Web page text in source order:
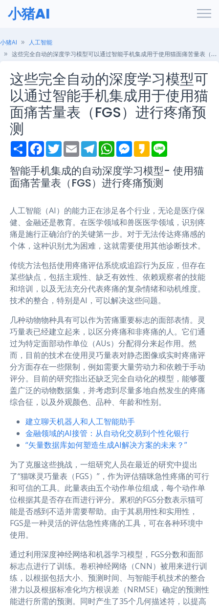
小猪AI
小猪AI
人工智能
这些完全自动的深度学习模型可以通过智能手机集成用于使用猫面痛苦量表（FGS）进行疼痛预测
这些完全自动的深度学习模型可
以通过智能手机集成用于使用猫
面痛苦量表（FGS）进行疼痛预
测
S
h
r
e
F
a
e
b
o
T
w
t
t
E
m
i
l
T
e
e
g
W
h
t
s
A
M
e
s
e
n
r
K
a
a
o
e
智能手机集成的自动深度学习模型- 使用猫
面痛苦量表（FGS）进行疼痛预测
人工智能（AI）的能力正在涉足各个行业，无论是医疗保
健、金融还是教育。在医学领域和兽医医学领域，识别疼
痛是施行正确治疗的关键第一步。对于无法传达疼痛感的
个体，这种识别尤为困难，这就需要使用其他诊断技术。
传统方法包括使用疼痛评估系统或追踪行为反应，但存在
某些缺点，包括主观性、缺乏有效性、依赖观察者的技能
和培训，以及无法充分代表疼痛的复杂情绪和动机维度。
技术的整合，特别是AI，可以解决这些问题。
几种动物物种具有可以作为苦痛重要标志的面部表情。灵
巧量表已经建立起来，以区分疼痛和非疼痛的人。它们通
过为特定面部动作单位（AUs）分配得分来起作用。然
而，目前的技术在使用灵巧量表对静态图像或实时疼痛评
分方面存在一些限制，例如需要大量劳动力和依赖于手动
评分。目前的研究指出还缺乏完全自动化的模型，能够覆
盖广泛的动物数据集，并考虑到尽量多地自然发生的疼痛
综合征，以及外观颜色、品种、年龄和性别。
建立聊天机器人和人工智能助手
金融领域的AI接管：从自动化交易到个性化银行
“矢量数据库如何塑造生成AI解决方案的未来？”
为了克服这些挑战，一组研究人员在最近的研究中提出
了“猫咪灵巧量表（FGS）”，作为评估猫咪急性疼痛的可行
和可信的工具。此量表由五个动作单位组成，每个动作单
位根据其是否存在而进行评分。累积的FGS分数表示猫可
能是否感到不适并需要帮助。由于其易用性和实用性，
FGS是一种灵活的评估急性疼痛的工具，可在各种环境中
使用。
通过利用深度神经网络和机器学习模型，FGS分数和面部
标志点进行了训练。卷积神经网络（CNN）被用来进行训
练，以根据包括大小、预测时间、与智能手机技术的整合
潜力以及根据标准化均方根误差（NRMSE）确定的预测性
能进行所需的预测。同时产生了35个几何描述符，以提高